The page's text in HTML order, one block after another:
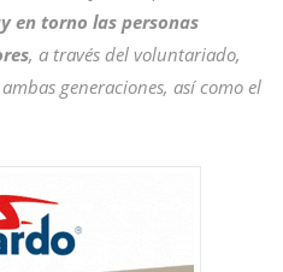
en torno las personas
, a través del voluntariado,
generaciones, así como el